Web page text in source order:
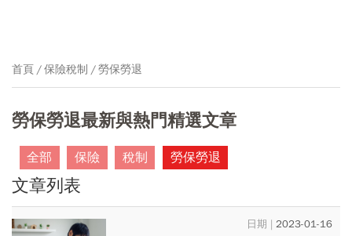
首頁 保險稅制 勞保勞退
勞保勞退最新與熱門精選文章
全部 保險 稅制 勞保勞退
文章列表
2023-01-16